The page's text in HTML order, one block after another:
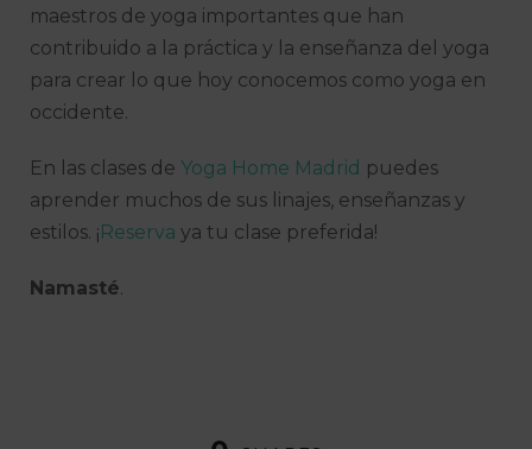
maestros de yoga importantes que han
contribuido a la práctica y la enseñanza del yoga
para crear lo que hoy conocemos como yoga en
occidente.
En las clases de Yoga Home Madrid puedes
aprender muchos de sus linajes, enseñanzas y
estilos. ¡ Reserva ya tu clase preferida!
Namasté.